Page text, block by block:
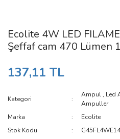
Ecolite 4W LED
Şeffaf cam 470 Lümen
137,11 TL
Kategori
Ampul , Led
Ampuller
Marka
Ecolite
Stok Kodu